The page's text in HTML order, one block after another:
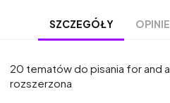
SZCZEGÓŁY
20 tematów do pisania for and
rozszerzona